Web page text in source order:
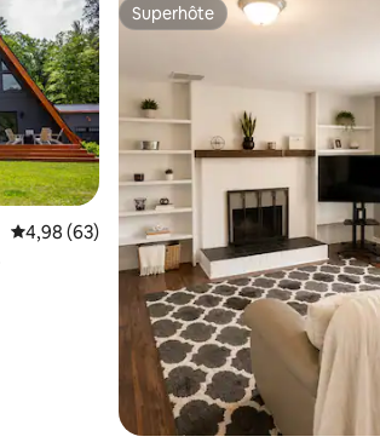
: 4,87 sur 5
plus appréciés
Évaluation moyenne sur la base de 63
4,98 (63)
Superhôte
Superhôte